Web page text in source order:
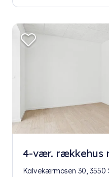
4-vær. rækkehus
Kalvekærmosen 30, 3550